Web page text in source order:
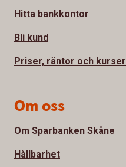
Hitta bankkontor
Bli kund
Priser, räntor och kurser
Om oss
Om Sparbanken Skåne
Hållbarhet